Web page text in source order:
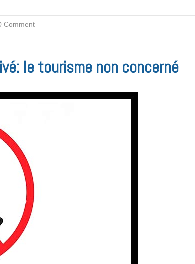
Comment
le tourisme non concerné